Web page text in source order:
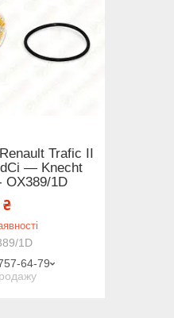
Trafic II
dCi — Knecht
OX389/1D
₴
1D
64-79